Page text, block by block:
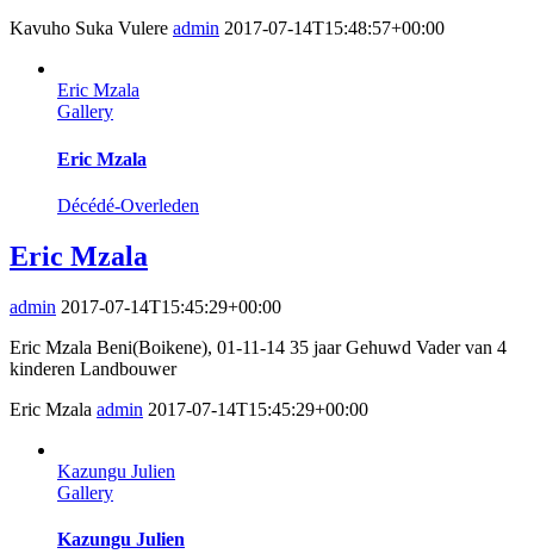
Kavuho Suka Vulere admin 2017-07-14T15:48:57+00:00
Eric Mzala
Gallery
Eric Mzala
Décédé-Overleden
Eric Mzala
admin 2017-07-14T15:45:29+00:00
Eric Mzala Beni(Boikene), 01-11-14 35 jaar Gehuwd Vader van 4
kinderen Landbouwer
Eric Mzala admin 2017-07-14T15:45:29+00:00
Kazungu Julien
Gallery
Kazungu Julien